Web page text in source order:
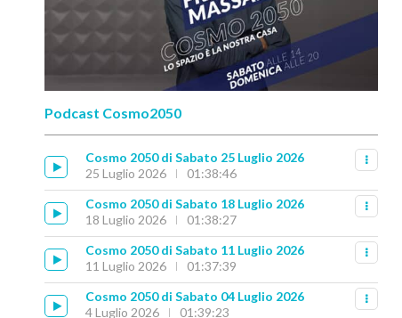
Podcast Cosmo2050
Cosmo 2050 di Sabato 25 Luglio 2026
25 Luglio 2026
01:38:46
Cosmo 2050 di Sabato 18 Luglio 2026
18 Luglio 2026
01:38:27
Cosmo 2050 di Sabato 11 Luglio 2026
11 Luglio 2026
01:37:39
Cosmo 2050 di Sabato 04 Luglio 2026
4 Luglio 2026
01:39:23